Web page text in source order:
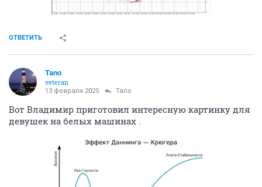
ОТВЕТИТЬ
Tano
veteran
13 февраля 2025 Tano
Вот Владимир приготовил интересную картинку для
девушек на белых машинах .